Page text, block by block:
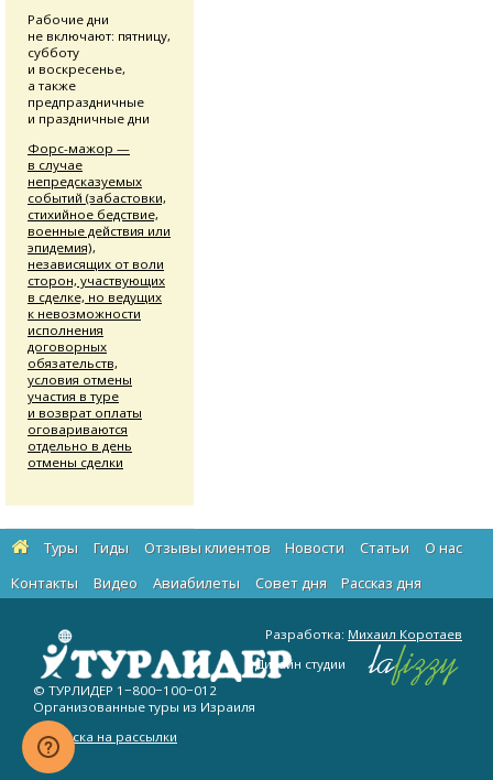
Рабочие дни
не включают: пятницу,
субботу
и воскресенье,
а также
предпраздничные
и праздничные дни
Форс-мажор —
в случае
непредсказуемых
событий (забастовки,
стихийное бедствие,
военные действия или
эпидемия),
независящих от воли
сторон, участвующих
в сделке, но ведущих
к невозможности
исполнения
договорных
обязательств,
условия отмены
участия в туре
и возврат оплаты
оговариваются
отдельно в день
отмены сделки
Туры Гиды Отзывы клиентов Новости Статьи
О нас
Контакты
Видео Авиабилеты Cовет дня Рассказ дня
© ТУРЛИДЕР 1−800−100−012
Организованные туры из Израиля
Подписка на рассылки
Разработка: Михаил Коротаев
Дизайн студии